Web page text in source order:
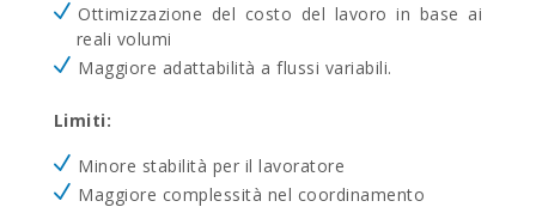
Ottimizzazione del costo del lavoro in base ai
reali volumi
Maggiore adattabilità a flussi variabili.
Limiti:
Minore stabilità per il lavoratore
Maggiore complessità nel coordinamento